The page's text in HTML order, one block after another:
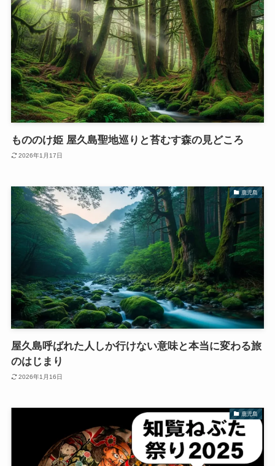
もののけ姫 屋久島聖地巡りと苔むす森の見どころ
2026年1月17日
鹿児島
屋久島呼ばれた人しか行けない意味と本当に変わる旅
のはじまり
2026年1月16日
鹿児島